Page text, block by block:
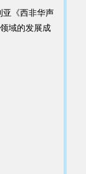
亚《西非华声
域的发展成